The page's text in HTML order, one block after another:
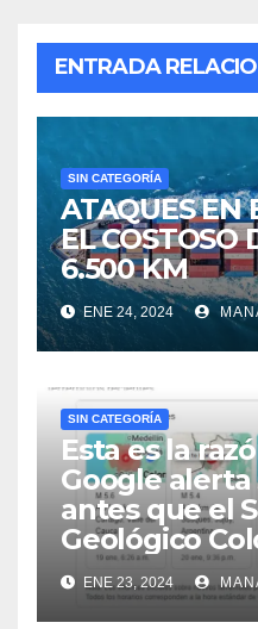
ENTRADA
SIN CATEGORÍA
ATAQUES EN
EL COSTOSO
6.500 KM
ENE 24, 2024
SIN CATEGORÍA
Esta es la
Google
antes que el
Geológico
ENE 23, 2024